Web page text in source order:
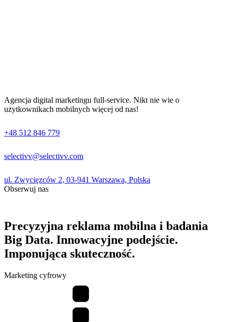
Agencja digital marketingu full-service. Nikt nie wie o
użytkownikach mobilnych więcej od nas!
+48 512 846 779
selectivv@selectivv.com
ul. Zwycięzców 2, 03-941 Warszawa, Polska
Obserwuj nas
Precyzyjna reklama mobilna i badania
Big Data. Innowacyjne podejście.
Imponująca skuteczność.
Marketing cyfrowy